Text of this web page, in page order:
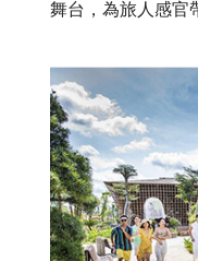
舞台，為旅人感官